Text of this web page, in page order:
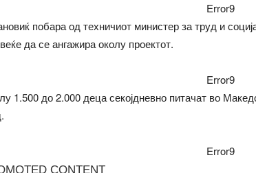
Error9
побара од техничиот министер за труд и
да се ангажира околу проектот.
Error9
1.500 до 2.000 деца секојдневно питачат во
Error9